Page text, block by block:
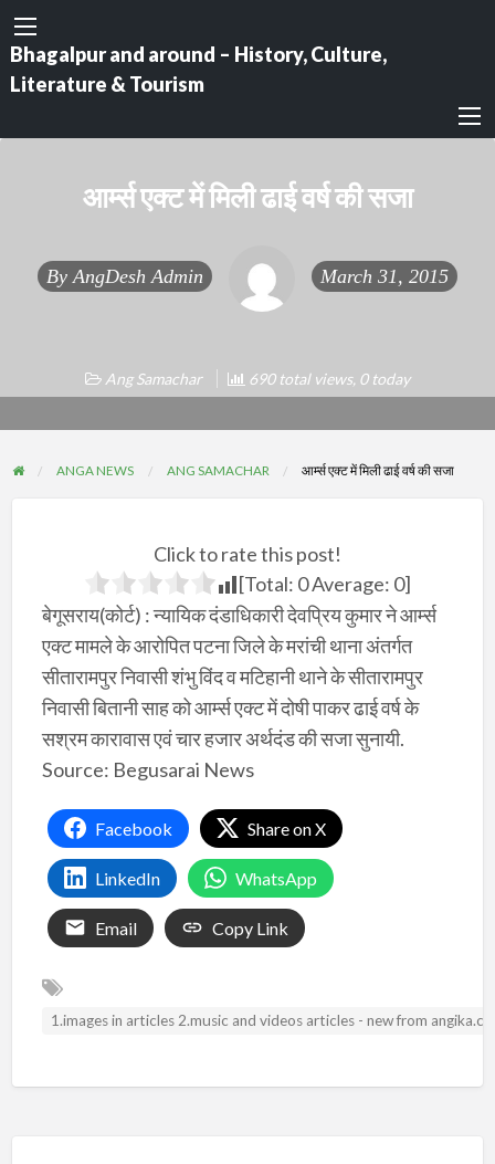
Bhagalpur and around – History, Culture,
Literature & Tourism
आर्म्स एक्ट में मिली ढाई वर्ष की सजा
By AngDesh Admin March 31, 2015
Ang Samachar 690 total views, 0 today
ANGA NEWS ANG SAMACHAR आर्म्स एक्ट में मिली ढाई वर्ष की सजा
Click to rate this post!
[Total: 0Average: 0]
बेगूसराय(कोर्ट) : न्यायिक दंडाधिकारी देवप्रिय कुमार ने आर्म्स
एक्ट मामले के आरोपित पटना जिले के मरांची थाना अंतर्गत
सीतारामपुर निवासी शंभु विंद व मटिहानी थाने के सीतारामपुर
निवासी बितानी साह को आर्म्स एक्ट में दोषी पाकर ढाई वर्ष के
सश्रम कारावास एवं चार हजार अर्थदंड की सजा सुनायी.
Source: Begusarai News
Facebook Share on X
LinkedIn WhatsApp
Email Copy Link
1.images in articles 2.music and videos articles - new from